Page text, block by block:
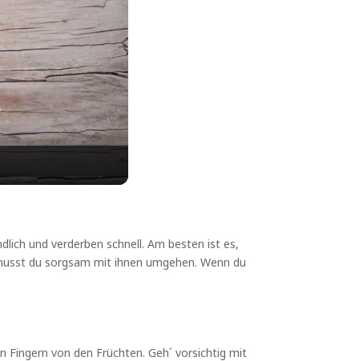
und verderben schnell. Am besten ist es,
du sorgsam mit ihnen umgehen. Wenn du
Fingern von den Früchten. Geh´ vorsichtig mit